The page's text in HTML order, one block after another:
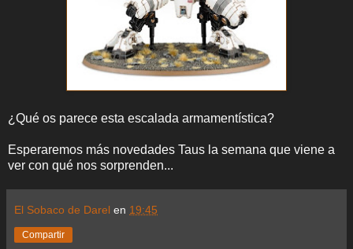
¿Qué os parece esta escalada armamentística?
Esperaremos más novedades Taus la semana que viene a
ver con qué nos sorprenden...
El Sobaco de Darel en 19:45
Compartir